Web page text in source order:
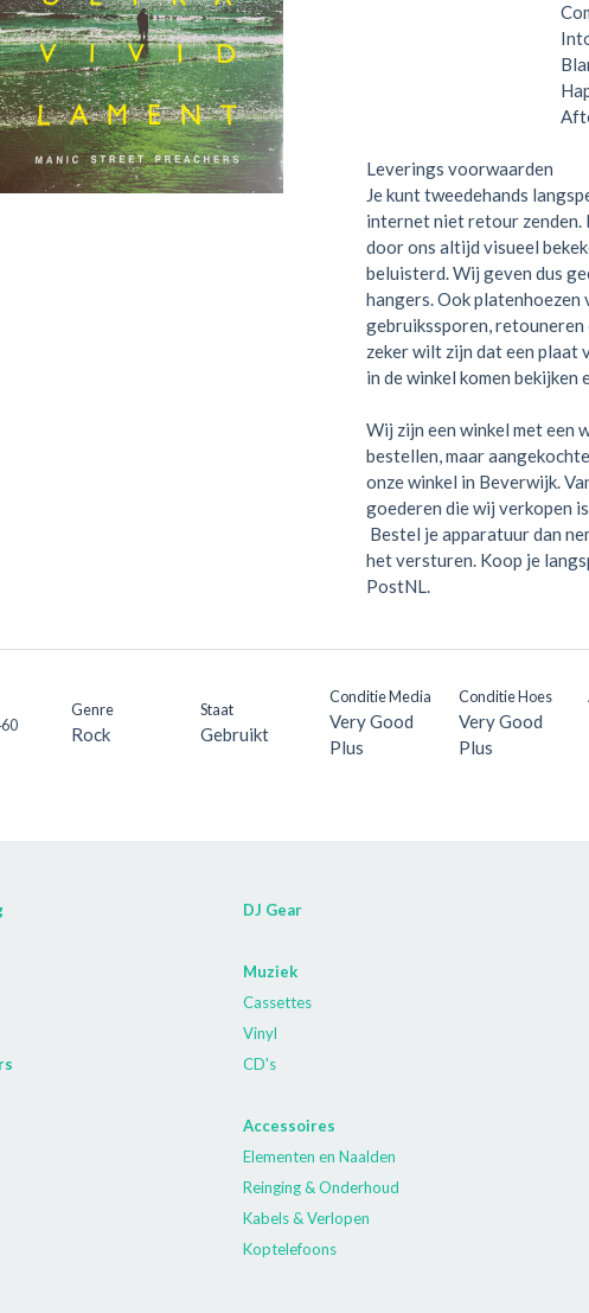
Leverings voorwaarden
Je kunt tweedehands
internet niet retour zenden.
door ons altijd visueel
beluisterd. Wij geven dus
hangers. Ook platenhoezen
gebruikssporen,
zeker wilt zijn dat een plaat
in de winkel komen
Wij zijn een winkel met een
bestellen, maar
onze winkel in Beverwijk.
goederen die wij verkopen
Bestel je apparatuur dan
het versturen. Koop je
PostNL.
Genre
Rock
Staat
Gebruikt
Conditie Media
Very Good
Plus
Conditie Hoes
Very Good
Plus
DJ Gear
Muziek
Cassettes
Vinyl
CD's
Accessoires
Elementen en Naalden
Reinging & Onderhoud
Kabels & Verlopen
Koptelefoons